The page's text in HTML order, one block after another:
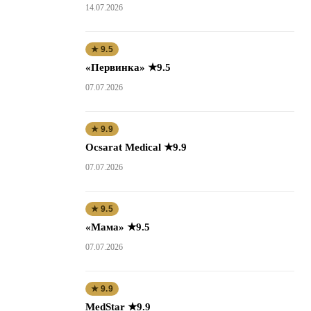
14.07.2026
★ 9.5
«Первинка» ★9.5
07.07.2026
★ 9.9
Ocsarat Medical ★9.9
07.07.2026
★ 9.5
«Мама» ★9.5
07.07.2026
★ 9.9
MedStar ★9.9